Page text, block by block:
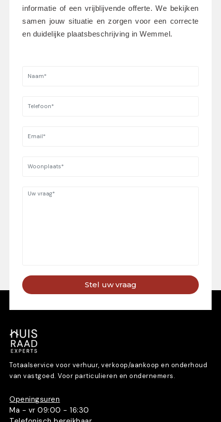
informatie of een vrijblijvende offerte. We bekijken
samen jouw situatie en zorgen voor een correcte
en duidelijke plaatsbeschrijving in Wemmel.
Stel uw vraag
Totaalservice voor verhuur, verkoop/aankoop en onderhoud
van vastgoed. Voor particulieren en ondernemers.
Openingsuren
Ma - vr 09:00 - 16:30